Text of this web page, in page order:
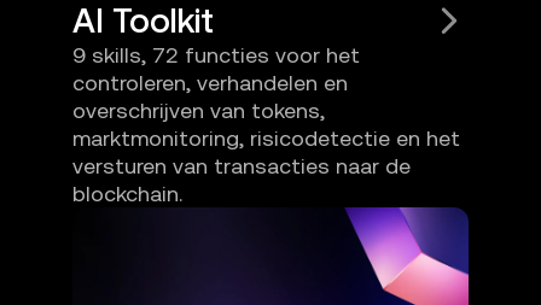
AI Toolkit
9 skills, 72 functies voor het
controleren, verhandelen en
overschrijven van tokens,
marktmonitoring, risicodetectie en het
versturen van transacties naar de
blockchain.